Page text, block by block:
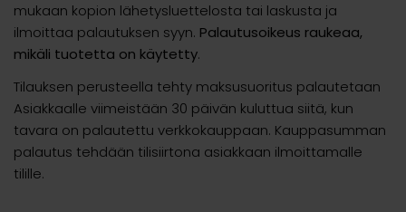
mukaan kopion lähetysluettelosta tai laskusta ja
ilmoittaa palautuksen syyn. Palautusoikeus raukeaa,
mikäli tuotetta on käytetty.
Tilauksen perusteella tehty maksusuoritus palautetaan
Asiakkaalle viimeistään 30 päivän kuluttua siitä, kun
tavara on palautettu verkkokauppaan. Kauppasumman
palautus tehdään tilisiirtona asiakkaan ilmoittamalle
tilille.